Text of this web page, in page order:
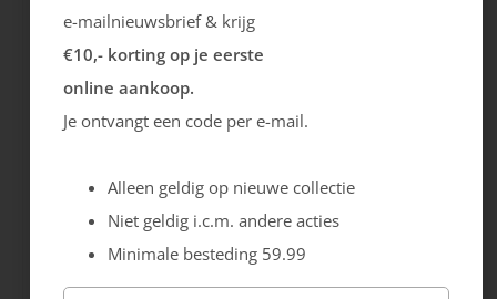
Yale Hairon
129.99
Drill
149.99
e-mailnieuwsbrief & krijg
€10,- korting op je eerste
online aankoop.
Je ontvangt een code per e-mail.
Alleen geldig op nieuwe collectie
Niet geldig i.c.m. andere acties
Minimale besteding 59.99